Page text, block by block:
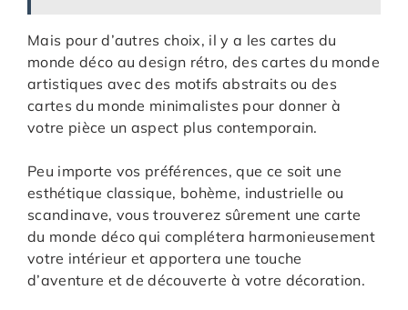
Mais pour d’autres choix, il y a les cartes du
monde déco au design rétro, des cartes du monde
artistiques avec des motifs abstraits ou des
cartes du monde minimalistes pour donner à
votre pièce un aspect plus contemporain.
Peu importe vos préférences, que ce soit une
esthétique classique, bohème, industrielle ou
scandinave, vous trouverez sûrement une carte
du monde déco qui complétera harmonieusement
votre intérieur et apportera une touche
d’aventure et de découverte à votre décoration.